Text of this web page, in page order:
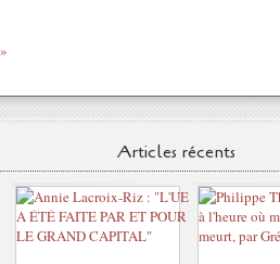
Articles récents